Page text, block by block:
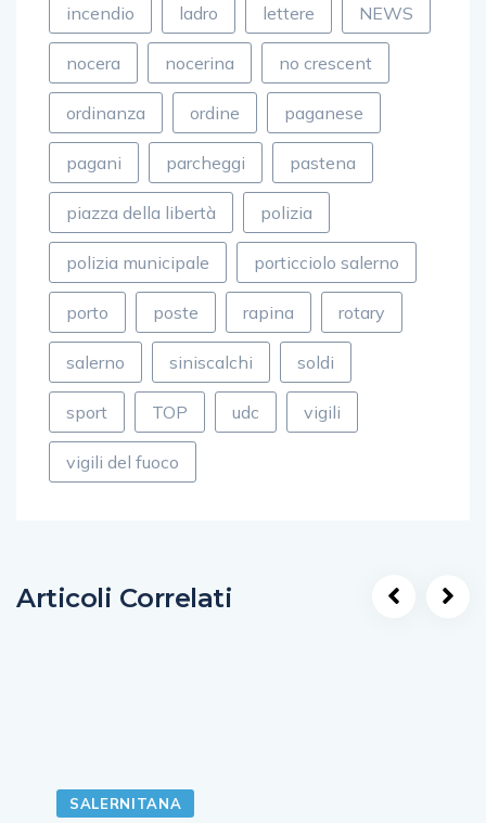
incendio ladro lettere NEWS
nocera nocerina no crescent
ordinanza ordine paganese
pagani parcheggi pastena
piazza della libertà polizia
polizia municipale porticciolo salerno
porto poste rapina rotary
salerno siniscalchi soldi
sport TOP udc vigili
vigili del fuoco
Articoli Correlati
SALERNITANA